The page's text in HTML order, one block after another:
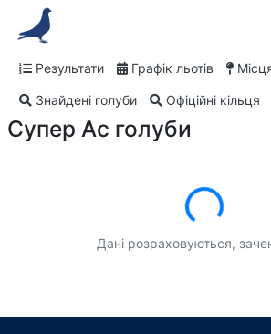
Результати Графік льотів
Знайдені голуби Офіційні кільця
Супер Ас голуби
Завантаження...
Дані розраховуються,